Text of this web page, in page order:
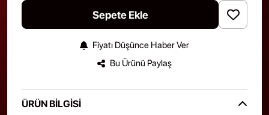
Sepete Ekle
Fiyatı Düşünce Haber Ver
Bu Ürünü Paylaş
ÜRÜN BILGISI